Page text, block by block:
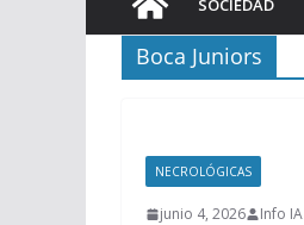
SOCIEDAD
Boca Juniors
NECROLÓGICAS
junio 4, 2026 Info IA